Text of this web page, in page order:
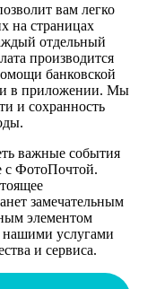
вам легко
на страницах
отдельный
производится
банковской
в приложении. Мы
и сохранность
важные события
с ФотоПочтой.
замечательным
элементом
нашими услугами
и сервиса.